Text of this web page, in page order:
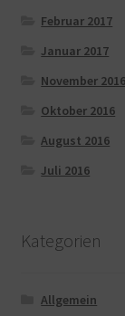
Februar 2017
Januar 2017
November 2016
Oktober 2016
August 2016
Juli 2016
Kategorien
Allgemein